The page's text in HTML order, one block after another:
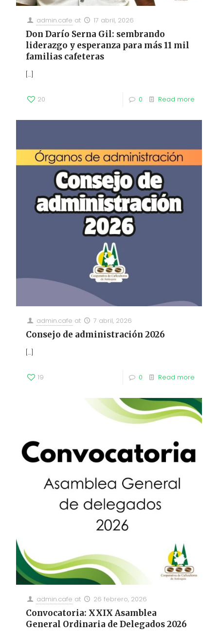
admin.cafe at 17 abril, 2026
Don Darío Serna Gil: sembrando
liderazgo y esperanza para más 11 mil
familias cafeteras
[…]
20 0 Read more
admin.cafe at 7 abril, 2026
Consejo de administración 2026
[…]
19 0 Read more
admin.cafe at 26 febrero, 2026
Convocatoria: XXIX Asamblea
General Ordinaria de Delegados 2026